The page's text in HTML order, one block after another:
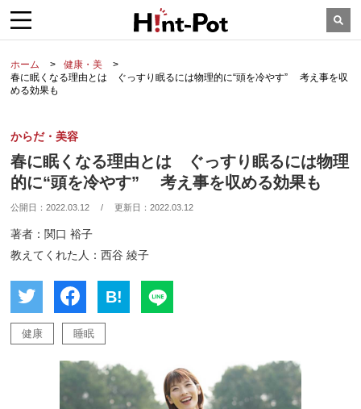
ホーム
健康・美
春に眠くなる理由とは ぐっすり眠るには物理的に“頭を冷やす” 考え事を収
める効果も
からだ・美容
春に眠くなる理由とは ぐっすり眠るには物理
的に“頭を冷やす” 考え事を収める効果も
公開日：2022.03.12 / 更新日：2022.03.12
著者：関口 裕子
教えてくれた人：西谷 綾子
B!
健康 睡眠